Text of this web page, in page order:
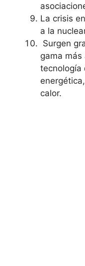
La crisis
a la
Surgen
gama
tecnología
calor.